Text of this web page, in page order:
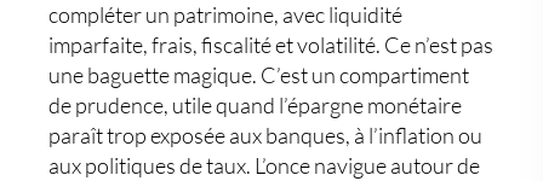
compléter un patrimoine, avec liquidité
imparfaite, frais, fiscalité et volatilité. Ce n’est pas
une baguette magique. C’est un compartiment
de prudence, utile quand l’épargne monétaire
paraît trop exposée aux banques, à l’inflation ou
aux politiques de taux. L’once navigue autour de